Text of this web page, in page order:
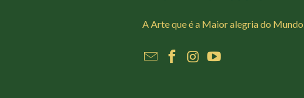
A Arte que é a Maior alegria do